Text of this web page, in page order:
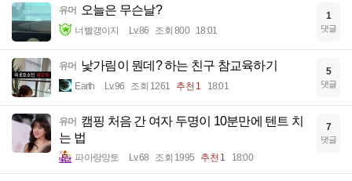
유머 오늘은 무슨날?
너빨갱이지 Lv.86 조회 800 18:01
1
댓글
유머 낯가림이 뭔데? 하는 친구 참교육하기
Earth Lv.96 조회 1261 추천 1 18:01
5
댓글
유머 캠핑 처음 간 여자 두명이 10분만에 텐트 치
는 법
파아랑망토 Lv.68 조회 1995 추천 1 18:00
7
댓글